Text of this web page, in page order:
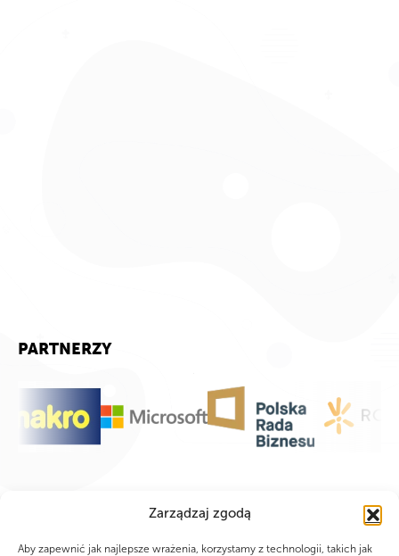
Zarządzaj zgodą
Aby zapewnić jak najlepsze wrażenia, korzystamy z technologii, takich jak
PARTNERZY